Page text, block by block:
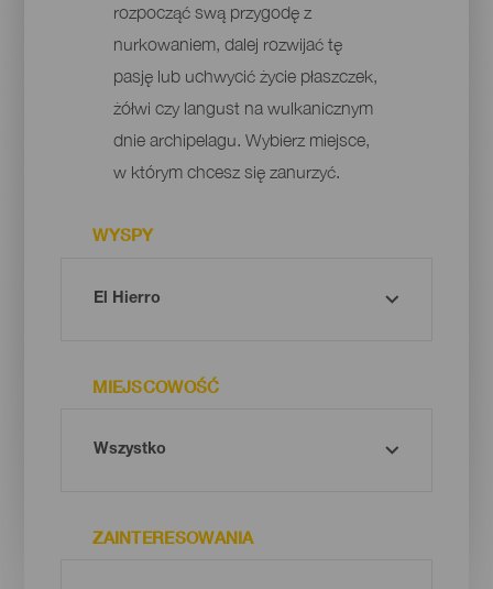
rozpocząć swą przygodę z
nurkowaniem, dalej rozwijać tę
pasję lub uchwycić życie płaszczek,
żółwi czy langust na wulkanicznym
dnie archipelagu. Wybierz miejsce,
w którym chcesz się zanurzyć.
WYSPY
MIEJSCOWOŚĆ
ZAINTERESOWANIA